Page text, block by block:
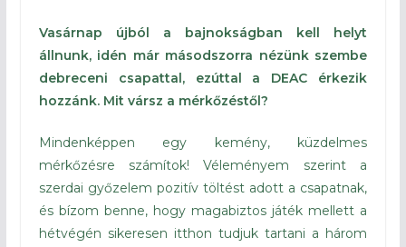
Vasárnap újból a bajnokságban kell helyt
állnunk, idén már másodszorra nézünk szembe
debreceni csapattal, ezúttal a DEAC érkezik
hozzánk. Mit vársz a mérkőzéstől?
Mindenképpen egy kemény, küzdelmes
mérkőzésre számítok! Véleményem szerint a
szerdai győzelem pozitív töltést adott a csapatnak,
és bízom benne, hogy magabiztos játék mellett a
hétvégén sikeresen itthon tudjuk tartani a három